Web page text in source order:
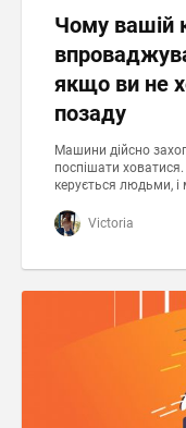
Чому вашій
якщо ви не
позаду
Машини дійсно
поспішати
керується людьми, і
Victoria